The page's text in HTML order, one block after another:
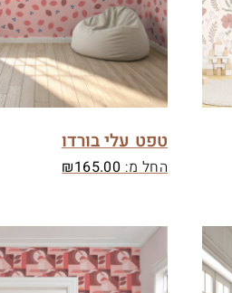
טפט עלי בורדו
החל מ: ₪165.00